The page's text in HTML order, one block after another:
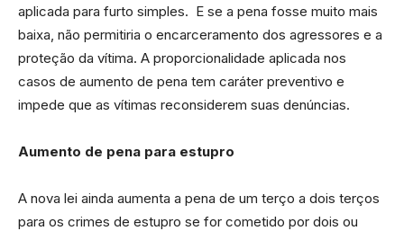
aplicada para furto simples. E se a pena fosse muito mais
baixa, não permitiria o encarceramento dos agressores e a
proteção da vítima. A proporcionalidade aplicada nos
casos de aumento de pena tem caráter preventivo e
impede que as vítimas reconsiderem suas denúncias.
Aumento de pena para estupro
A nova lei ainda aumenta a pena de um terço a dois terços
para os crimes de estupro se for cometido por dois ou